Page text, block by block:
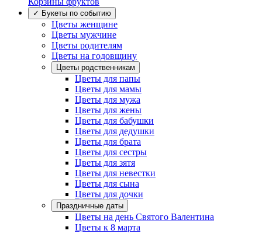
✓ Букеты по событию
Цветы женщине
Цветы мужчине
Цветы родителям
Цветы на годовщину
Цветы родственникам
Цветы для папы
Цветы для мамы
Цветы для мужа
Цветы для жены
Цветы для бабушки
Цветы для дедушки
Цветы для брата
Цветы для сестры
Цветы для зятя
Цветы для невестки
Цветы для сына
Цветы для дочки
Праздничные даты
Цветы на день Святого Валентина
Цветы к 8 марта